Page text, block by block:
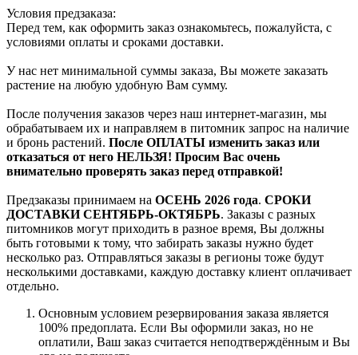
Условия предзаказа:
Перед тем, как оформить заказ ознакомьтесь, пожалуйста, с
условиями оплаты и сроками доставки.
У нас нет минимальной суммы заказа, Вы можете заказать
растение на любую удобную Вам сумму.
После получения заказов через наш интернет-магазин, мы
обрабатываем их и направляем в питомник запрос на наличие
и бронь растений. После ОПЛАТЫ изменить заказ или
отказаться от него НЕЛЬЗЯ! Просим Вас очень
внимательно проверять заказ перед отправкой!
Предзаказы принимаем на ОСЕНЬ 2026 года. СРОКИ
ДОСТАВКИ СЕНТЯБРЬ-ОКТЯБРЬ. Заказы с разных
питомников могут приходить в разное время, Вы должны
быть готовыми к тому, что забирать заказы нужно будет
несколько раз. Отправляться заказы в регионы тоже будут
несколькими доставками, каждую доставку клиент оплачивает
отдельно.
Основным условием резервирования заказа является
100% предоплата. Если Вы оформили заказ, но не
оплатили, Ваш заказ считается неподтверждённым и Вы